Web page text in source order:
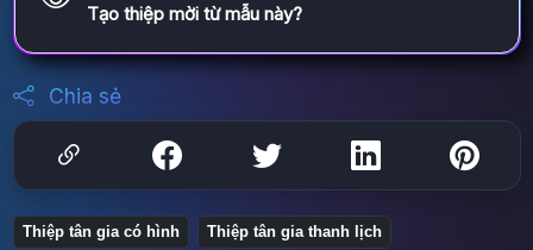
Tạo thiệp mời từ mẫu này?
Chia sẻ
Thiệp tân gia có hình Thiệp tân gia thanh lịch